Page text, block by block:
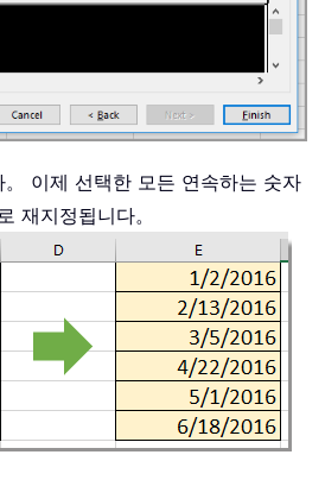
。 이제 선택한 모든 연속하는 숫자
재지정됩니다。